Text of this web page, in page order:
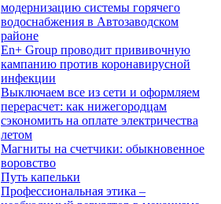
модернизацию системы горячего
водоснабжения в Автозаводском
районе
En+ Group проводит прививочную
кампанию против коронавирусной
инфекции
Выключаем все из сети и оформляем
перерасчет: как нижегородцам
сэкономить на оплате электричества
летом
Магниты на счетчики: обыкновенное
воровство
Путь капельки
Профессиональная этика –